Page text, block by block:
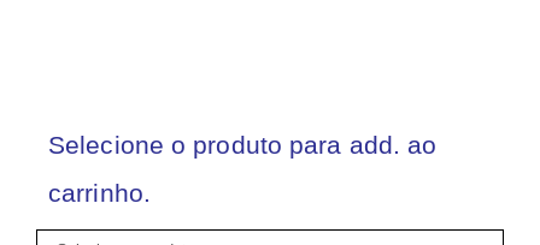
Selecione o produto para add. ao
carrinho.